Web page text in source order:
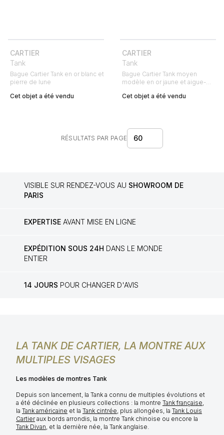
CARTIER
Tank
Bague Cartier Tank en or blanc et
pierre de lune
Cet objet a été vendu
CARTIER
Tank
Bague Cartier Tank moyen
modèle en or jaune et aigue-
Cet objet a été vendu
RÉSULTATS PAR PAGE 60
VISIBLE SUR RENDEZ-VOUS AU SHOWROOM DE
PARIS
EXPERTISE AVANT MISE EN LIGNE
EXPÉDITION SOUS 24H DANS LE MONDE
ENTIER
14 JOURS POUR CHANGER D'AVIS
LA TANK DE CARTIER, LA MONTRE AUX
MULTIPLES VISAGES
Les modèles de montres Tank
Depuis son lancement, la Tank a connu de multiples évolutions et
a été déclinée en plusieurs collections : la montre Tank française,
la Tank américaine et la Tank cintrée, plus allongées, la Tank Louis
Cartieraux bords arrondis, la montre Tank chinoise ou encore la
Tank Divan, et la dernière née, la Tank anglaise.